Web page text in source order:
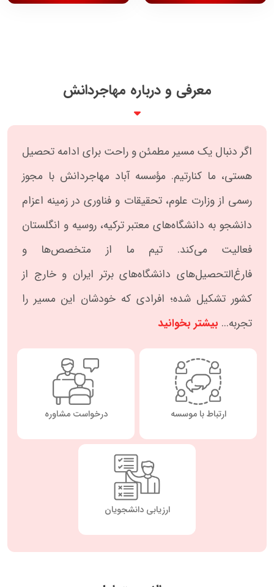
معرفی و درباره مهاجردانش
اگر دنبال یک مسیر مطمئن و راحت برای ادامه تحصیل
هستی، ما کنارتیم. مؤسسه‌ آباد مهاجردانش با مجوز
رسمی از وزارت علوم، تحقیقات و فناوری در زمینه‌ اعزام
دانشجو به دانشگاه‌های معتبر ترکیه، روسیه و انگلستان
فعالیت می‌کند. تیم ما از متخصص‌ها و
فارغ‌التحصیل‌های دانشگاه‌های برتر ایران و خارج از
کشور تشکیل شده؛ افرادی که خودشان این مسیر را
تجربه... بیشتر بخوانید
ارتباط با موسسه درخواست مشاوره
ارزیابی دانشجویان